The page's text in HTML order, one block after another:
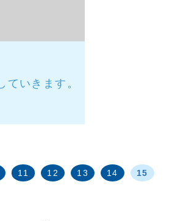
ていきます。
11 12 13 14 15